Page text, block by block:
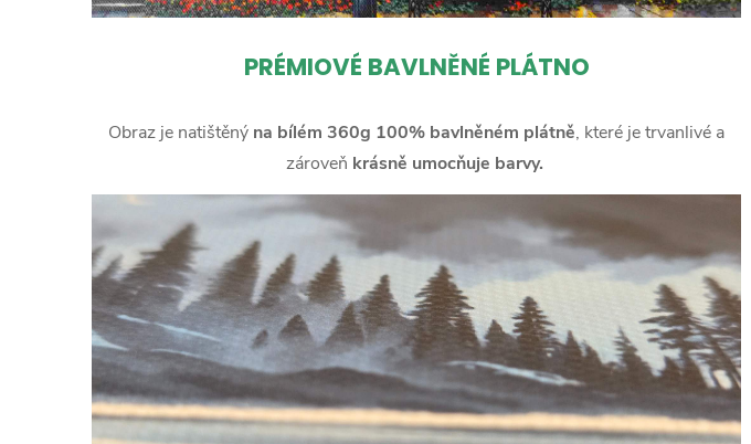
PRÉMIOVÉ BAVLNĚNÉ PLÁTNO
Obraz je natištěný na bílém 360g 100% bavlněném plátně, které je trvanlivé a
zároveň krásně umocňuje barvy.